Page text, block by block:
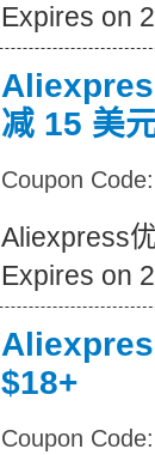
Expires on
减 15 美
Coupon Code:
Aliexpress
Expires on
$18+
Coupon Code: